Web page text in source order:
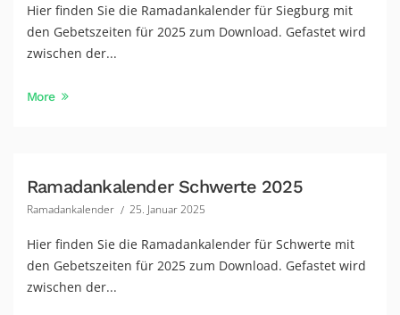
Hier finden Sie die Ramadankalender für Siegburg mit
den Gebetszeiten für 2025 zum Download. Gefastet wird
zwischen der...
More
Ramadankalender Schwerte 2025
Ramadankalender 25. Januar 2025
Hier finden Sie die Ramadankalender für Schwerte mit
den Gebetszeiten für 2025 zum Download. Gefastet wird
zwischen der...